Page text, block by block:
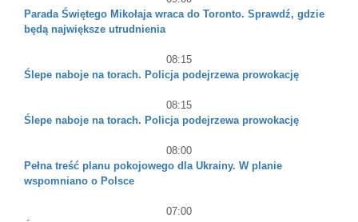
Parada Świętego Mikołaja wraca do Toronto. Sprawdź, gdzie
będą największe utrudnienia
08:15
Ślepe naboje na torach. Policja podejrzewa prowokację
08:15
Ślepe naboje na torach. Policja podejrzewa prowokację
08:00
Pełna treść planu pokojowego dla Ukrainy. W planie
wspomniano o Polsce
07:00